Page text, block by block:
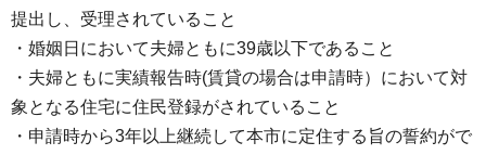
提出し、受理されていること
・婚姻日において夫婦ともに39歳以下であること
・夫婦ともに実績報告時(賃貸の場合は申請時）において対
象となる住宅に住民登録がされていること
・申請時から3年以上継続して本市に定住する旨の誓約がで